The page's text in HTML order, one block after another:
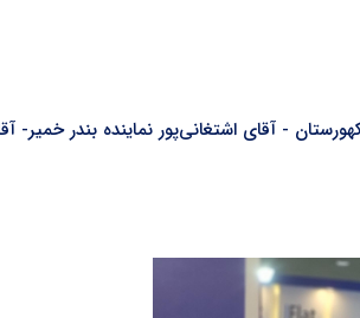
- آقای اشتغانی‌پور نماینده بندر خمیر-